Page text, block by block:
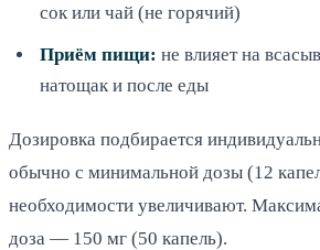
сок или чай (не горячий)
Приём пищи: не влияет на
натощак и после еды
Дозировка подбирается
обычно с минимальной дозы (12
необходимости увеличивают.
доза — 150 мг (50 капель).